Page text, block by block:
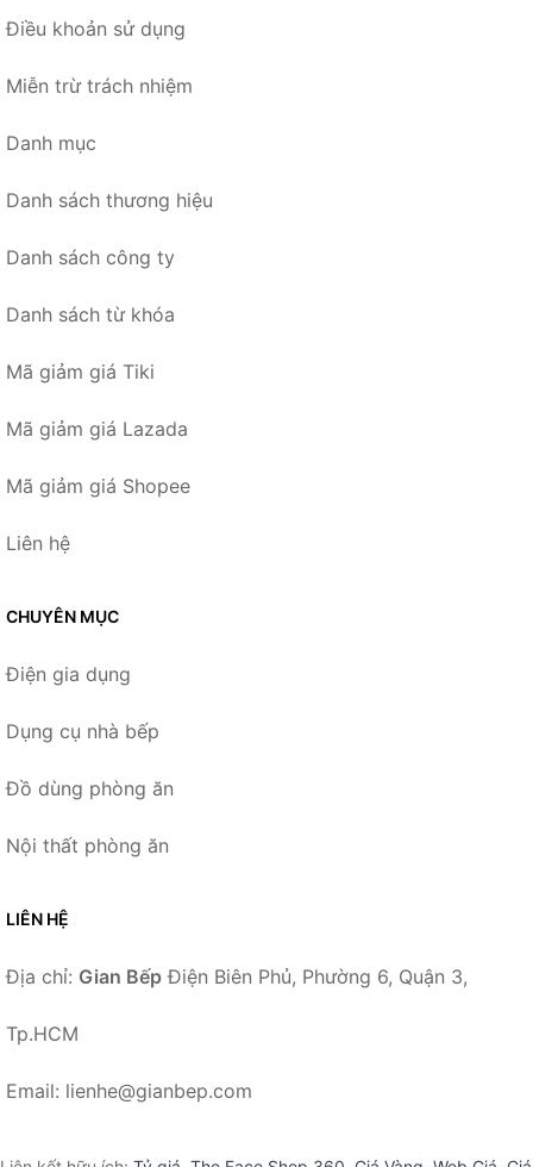
Điều khoản sử dụng
Miễn trừ trách nhiệm
Danh mục
Danh sách thương hiệu
Danh sách công ty
Danh sách từ khóa
Mã giảm giá Tiki
Mã giảm giá Lazada
Mã giảm giá Shopee
Liên hệ
CHUYÊN MỤC
Điện gia dụng
Dụng cụ nhà bếp
Đồ dùng phòng ăn
Nội thất phòng ăn
LIÊN HỆ
Địa chỉ: Gian Bếp Điện Biên Phủ, Phường 6, Quận 3,
Tp.HCM
Email: lienhe@gianbep.com